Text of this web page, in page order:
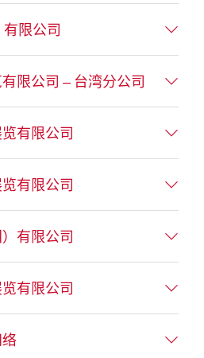
限公司
限公司 – 台湾分公司
有限公司
有限公司
有限公司
有限公司